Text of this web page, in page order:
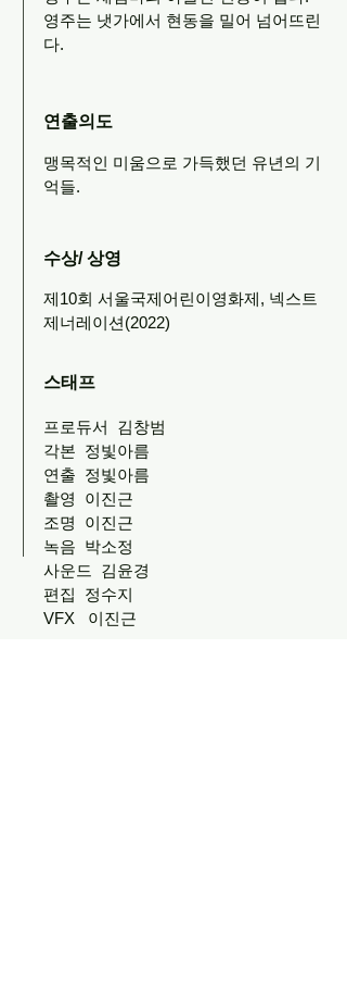
영주는 냇가에서 현동을 밀어 넘어뜨린
다.
연출의도
맹목적인 미움으로 가득했던 유년의 기
억들.
수상/ 상영
제10회 서울국제어린이영화제, 넥스트
제너레이션(2022)
스태프
프로듀서 김창범
각본 정빛아름
연출 정빛아름
촬영 이진근
조명 이진근
녹음 박소정
사운드 김윤경
편집 정수지
VFX 이진근